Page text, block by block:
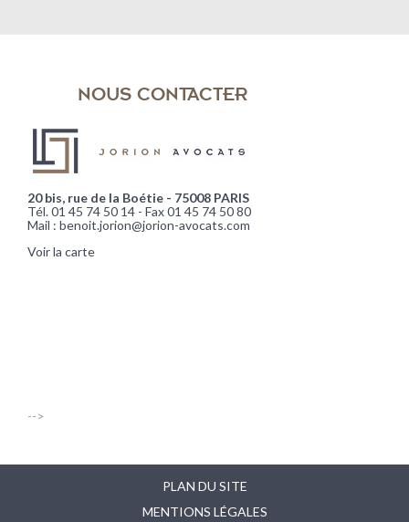
NOUS CONTACTER
20 bis, rue de la Boétie - 75008 PARIS
Tél. 01 45 74 50 14 - Fax 01 45 74 50 80
Mail : benoit.jorion@jorion-avocats.com
Voir la carte
-->
PLAN DU SITE
MENTIONS LÉGALES